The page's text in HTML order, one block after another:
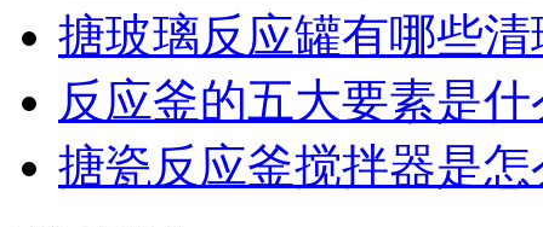
搪玻璃反应罐有哪些清
反应釜的五大要素是
搪瓷反应釜搅拌器是怎